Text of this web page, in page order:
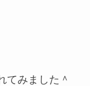
てみました＾